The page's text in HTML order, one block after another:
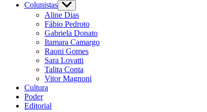
Colunistas Show
sub
menu
Aline Dias
Fábio Pedroto
Gabriela Donato
Itamara Camargo
Raoni Gomes
Sara Lovatti
Talita Conta
Vitor Magnoni
Cultura
Poder
Editorial